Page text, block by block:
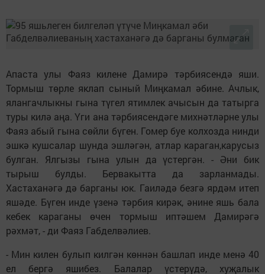
Апаста улы Фаяз килене Дамирә тәрбиясендә яши.
Тормыш төрле яклап сыный Миңкамал әбине. Ачлык,
ялангачлыкны гына түгел ятимлек ачысын да татырга
туры килә аңа. Үги ана тәрбиясендәге михнәтләрне улы
Фаяз абый гына сөйли бүген. Гомер буе колхозда нинди
эшкә кушсалар шунда эшләгән, атлар караган,карусыз
булган. Ялгызы гына улын да үстергән. - Әни бик
тырыш булды. Бервакытта да зарланмады.
Хастаханәгә дә барганы юк. Гаиләдә безгә ярдәм итеп
яшәде. Бүген инде үзенә тәрбия кирәк, әнине яшь бала
кебек караганы өчен тормыш иптәшем Дамирәгә
рәхмәт, - ди Фаяз Габделвәлиев.
- Мин килен булып килгән көннән башлап инде менә 40
ел бергә яшибез. Балалар үстерүдә, хуҗалык